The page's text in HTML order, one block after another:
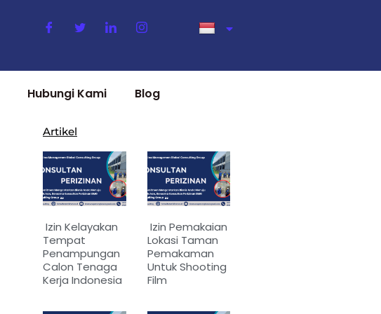
Hubungi Kami Blog
Artikel
Izin Kelayakan
Tempat
Penampungan
Calon Tenaga
Kerja Indonesia
Izin Pemakaian
Lokasi Taman
Pemakaman
Untuk Shooting
Film